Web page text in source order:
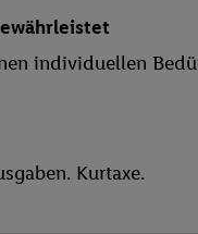
individuellen
Kurtaxe.